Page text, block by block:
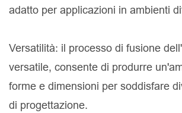
adatto per applicazioni in ambienti
Versatilità: il processo di fusione
versatile, consente di produrre
forme e dimensioni per soddisfare
di progettazione.